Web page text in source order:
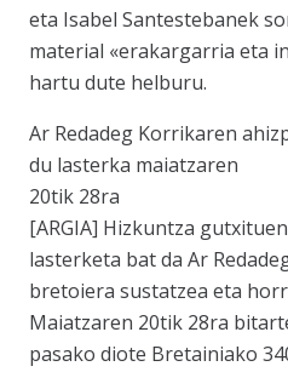
eta Isabel Santestebanek
material «erakargarria eta
hartu dute helburu.
Ar Redadeg Korrikaren
du lasterka maiatzaren
20tik 28ra
[ARGIA] Hizkuntza
lasterketa bat da Ar
bretoiera sustatzea eta
Maiatzaren 20tik 28ra
pasako diote Bretainiako